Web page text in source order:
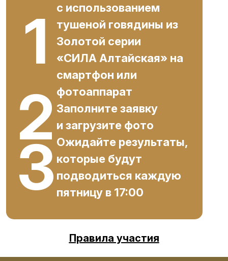
1
с использованием
тушеной говядины из
Золотой серии
«СИЛА Алтайская» на
смартфон или
фотоаппарат
2 Заполните заявку
и загрузите фото
3 Ожидайте результаты,
которые будут
подводиться каждую
пятницу в 17:00
Правила участия